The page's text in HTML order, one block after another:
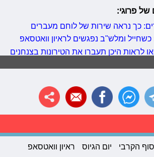
של פרוגי:
ומלש"ב נפגשים לראיון וואטסאפ
לראות היכן תעברו את הטירונות בצנחנים
הקרבי יום הגיוס ראיון וואטסאפ